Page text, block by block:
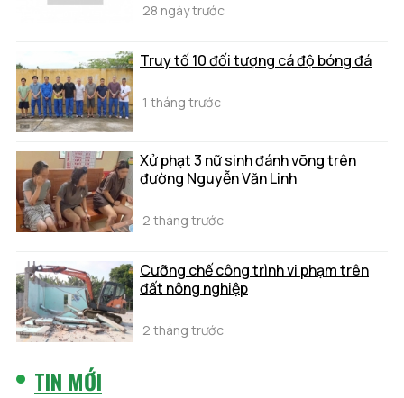
28 ngày trước
Truy tố 10 đối tượng cá độ bóng đá
1 tháng trước
Xử phạt 3 nữ sinh đánh võng trên
đường Nguyễn Văn Linh
2 tháng trước
Cưỡng chế công trình vi phạm trên
đất nông nghiệp
2 tháng trước
TIN MỚI